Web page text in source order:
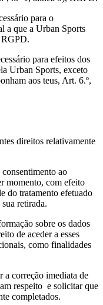
para o
a que a Urban Sports
RGPD.
para efeitos dos
Urban Sports, exceto
aos teus, Art. 6.º,
direitos relativamente
ao
momento, com efeito
do tratamento efetuado
retirada.
sobre os dados
de aceder a esses
como finalidades
a correção imediata de
respeito e solicitar que
completados.